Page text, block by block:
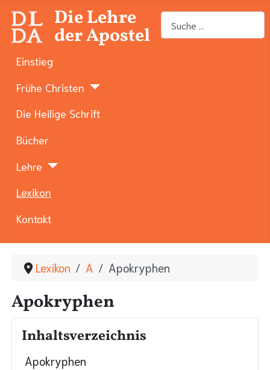
Die Lehre
der Apostel
Suchen
Einstieg
Frühe Christen
Die Heilige Schrift
Bücher
Lehre
Lexikon
Kontakt
Lexikon A Apokryphen
Apokryphen
Inhaltsverzeichnis
Apokryphen